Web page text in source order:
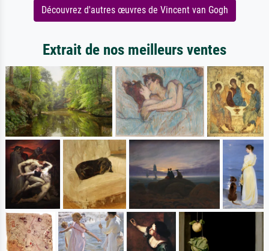
Découvrez d'autres œuvres de Vincent van Gogh
Extrait de nos meilleurs ventes